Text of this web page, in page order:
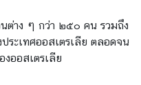
นต่าง ๆ กว่า ๒๕๐ คน รวมถึง
ระเทศออสเตรเลีย ตลอดจน
ออสเตรเลีย